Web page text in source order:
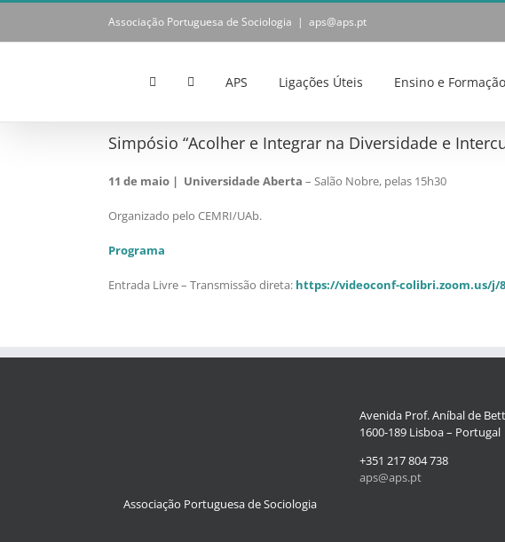
Skip
content
Associação Portuguesa de Sociologia | aps@aps.pt
APS Ligações Úteis Ensino e Formação
Simpósio “Acolher e Integrar na Diversidade e
11 de maio | Universidade Aberta – Salão Nobre, pelas 15h30
Organizado pelo CEMRI/UAb.
Programa
Entrada Livre – Transmissão direta: https://videoconf-colibri.zoom.us/j/
Associação Portuguesa de Sociologia
Avenida Prof. Aníbal de
1600-189 Lisboa – Portugal
+351 217 804 738
aps@aps.pt